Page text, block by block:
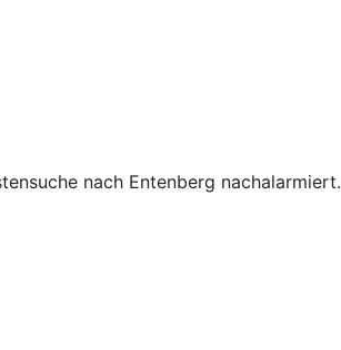
nach Entenberg nachalarmiert.